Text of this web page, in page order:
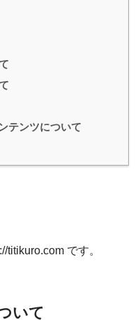
テンツについて
です。
いて